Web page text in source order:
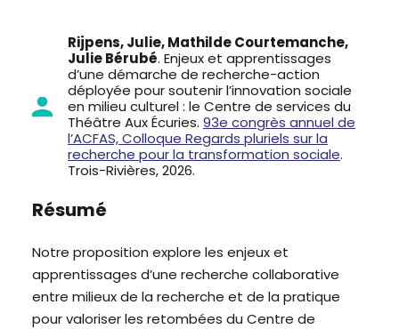
Rijpens, Julie, Mathilde Courtemanche,
Julie Bérubé. Enjeux et apprentissages
d’une démarche de recherche-action
déployée pour soutenir l’innovation sociale
en milieu culturel : le Centre de services du
Théâtre Aux Écuries. 93e congrès annuel de
l’ACFAS, Colloque Regards pluriels sur la
recherche pour la transformation sociale.
Trois-Rivières, 2026.
Résumé
Notre proposition explore les enjeux et
apprentissages d’une recherche collaborative
entre milieux de la recherche et de la pratique
pour valoriser les retombées du Centre de